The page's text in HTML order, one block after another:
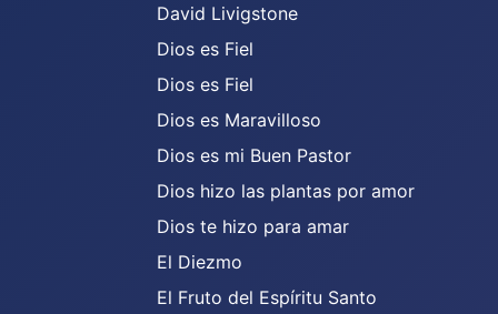
David Livigstone
Dios es Fiel
Dios es Fiel
Dios es Maravilloso
Dios es mi Buen Pastor
Dios hizo las plantas por amor
Dios te hizo para amar
El Diezmo
El Fruto del Espíritu Santo